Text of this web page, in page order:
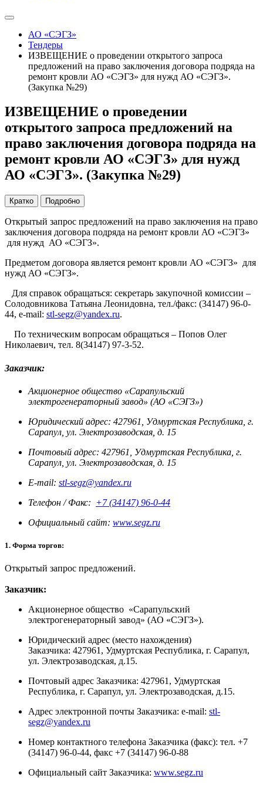
АО «СЭГЗ»
Тендеры
ИЗВЕЩЕНИЕ о проведении открытого запроса
предложений на право заключения договора подряда на
ремонт кровли АО «СЭГЗ» для нужд АО «СЭГЗ».
(Закупка №29)
ИЗВЕЩЕНИЕ о проведении
открытого запроса предложений на
право заключения договора подряда на
ремонт кровли АО «СЭГЗ» для нужд
АО «СЭГЗ». (Закупка №29)
Кратко Подробно
Открытый запрос предложений на право заключения на право
заключения договора подряда на ремонт кровли АО «СЭГЗ»
для нужд АО «СЭГЗ».
Предметом договора является ремонт кровли АО «СЭГЗ» для
нужд АО «СЭГЗ».
Для справок обращаться: секретарь закупочной комиссии –
Солодовникова Татьяна Леонидовна, тел./факс: (34147) 96-0-
44, e-mail: stl-segz@yandex.ru.
По техническим вопросам обращаться – Попов Олег
Николаевич, тел. 8(34147) 97-3-52.
Заказчик:
Акционерное общество «Сарапульский
электрогенераторный завод» (АО «СЭГЗ»)
Юридический адрес: 427961, Удмуртская Республика, г.
Сарапул, ул. Электрозаводская, д. 15
Почтовый адрес: 427961, Удмуртская Республика, г.
Сарапул, ул. Электрозаводская, д. 15
E-mail: stl-segz@yandex.ru
Телефон / Факс: +7 (34147) 96-0-44
Официальный сайт: www.segz.ru
1. Форма торгов:
Открытый запрос предложений.
Заказчик:
Акционерное общество «Сарапульский
электрогенераторный завод» (АО «СЭГЗ»).
Юридический адрес (место нахождения)
Заказчика: 427961, Удмуртская Республика, г. Сарапул,
ул. Электрозаводская, д.15.
Почтовый адрес Заказчика: 427961, Удмуртская
Республика, г. Сарапул, ул. Электрозаводская, д.15.
Адрес электронной почты Заказчика: e-mail: stl-
segz@yandex.ru
Номер контактного телефона Заказчика (факс): тел. +7
(34147) 96-0-44, факс +7 (34147) 96-0-88
Официальный сайт Заказчика: www.segz.ru